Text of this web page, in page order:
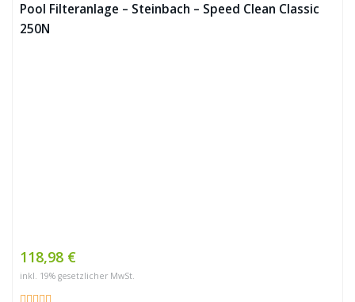
Pool Filteranlage – Steinbach – Speed Clean Classic
250N
118,98 €
inkl. 19% gesetzlicher MwSt.